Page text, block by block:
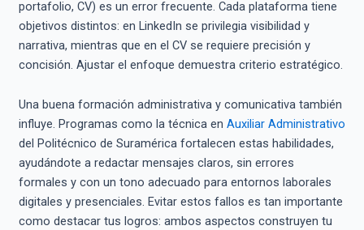
portafolio, CV) es un error frecuente. Cada plataforma tiene
objetivos distintos: en LinkedIn se privilegia visibilidad y
narrativa, mientras que en el CV se requiere precisión y
concisión. Ajustar el enfoque demuestra criterio estratégico.
Una buena formación administrativa y comunicativa también
influye. Programas como la técnica en Auxiliar Administrativo
del Politécnico de Suramérica fortalecen estas habilidades,
ayudándote a redactar mensajes claros, sin errores
formales y con un tono adecuado para entornos laborales
digitales y presenciales. Evitar estos fallos es tan importante
como destacar tus logros: ambos aspectos construyen tu